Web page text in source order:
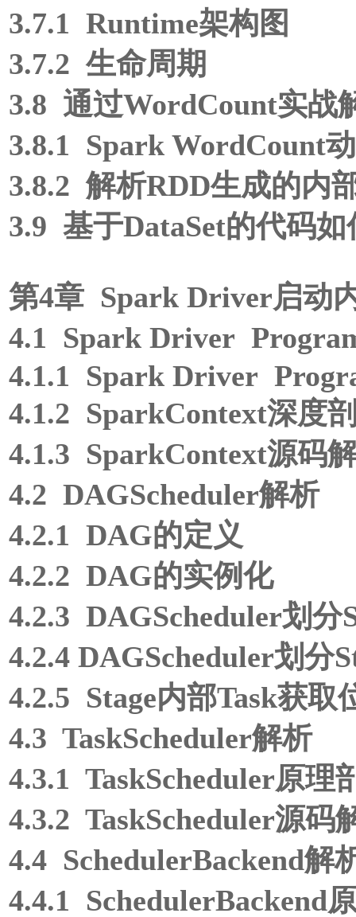
3.7.1 Runtime架构图
3.7.2 生命周期
3.8 通过WordCount实战
3.8.1 Spark WordCount
3.8.2 解析RDD生成的内
3.9 基于DataSet的代码
第4章 Spark Driver启动
4.1 Spark Driver
4.1.1 Spark Driver
4.1.2 SparkContext深度
4.1.3 SparkContext源码
4.2 DAGScheduler解析
4.2.1 DAG的定义
4.2.2 DAG的实例化
4.2.3 DAGScheduler划分
4.2.4 DAGScheduler划分
4.2.5 Stage内部Task获取
4.3 TaskScheduler解析
4.3.1 TaskScheduler原理
4.3.2 TaskScheduler源码
4.4 SchedulerBackend解
4.4.1 SchedulerBackend